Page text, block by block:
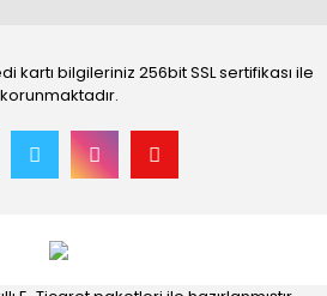
kartı bilgileriniz 256bit SSL sertifikası ile
korunmaktadır.